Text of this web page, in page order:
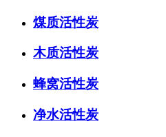
煤质活性炭
木质活性炭
蜂窝活性炭
净水活性炭